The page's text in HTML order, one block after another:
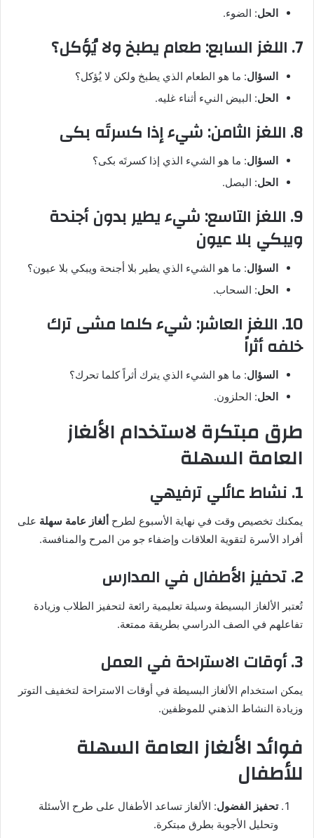
الحل: الضوء.
7. اللغز السابع: طعام يطبخ ولا يُؤكل؟
السؤال: ما هو الطعام الذي يطبخ ولكن لا يُؤكل؟
الحل: البيض النيء أثناء غليه.
8. اللغز الثامن: شيء إذا كسرتَه بكى
السؤال: ما هو الشيء الذي إذا كسرتَه بكى؟
الحل: البصل.
9. اللغز التاسع: شيء يطير بدون أجنحة
ويبكي بلا عيون
السؤال: ما هو الشيء الذي يطير بلا أجنحة ويبكي بلا عيون؟
الحل: السحاب.
10. اللغز العاشر: شيء كلما مشى ترك
خلفه أثراً
السؤال: ما هو الشيء الذي يترك أثراً كلما تحرك؟
الحل: الحلزون.
طرق مبتكرة لاستخدام الألغاز
العامة السهلة
1. نشاط عائلي ترفيهي
يمكنك تخصيص وقت في نهاية الأسبوع لطرح ألغاز عامة سهلة على
أفراد الأسرة لتقوية العلاقات وإضفاء جو من المرح والمنافسة.
2. تحفيز الأطفال في المدارس
تُعتبر الألغاز البسيطة وسيلة تعليمية رائعة لتحفيز الطلاب وزيادة
تفاعلهم في الصف الدراسي بطريقة ممتعة.
3. أوقات الاستراحة في العمل
يمكن استخدام الألغاز البسيطة في أوقات الاستراحة لتخفيف التوتر
وزيادة النشاط الذهني للموظفين.
فوائد الألغاز العامة السهلة
للأطفال
تحفيز الفضول: الألغاز تساعد الأطفال على طرح الأسئلة
وتحليل الأجوبة بطرق مبتكرة.